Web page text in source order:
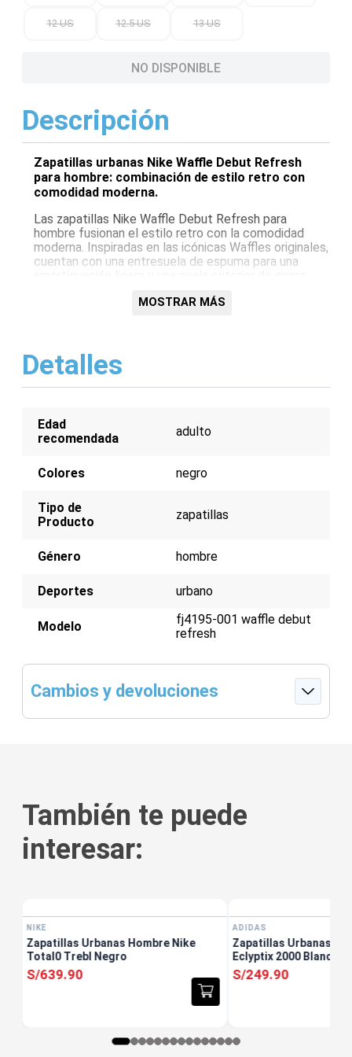
12 US 12.5 US 13 US
NO DISPONIBLE
Descripción
Zapatillas urbanas Nike Waffle Debut Refresh
para hombre: combinación de estilo retro con
comodidad moderna.
Las zapatillas Nike Waffle Debut Refresh para
hombre fusionan el estilo retro con la comodidad
moderna. Inspiradas en las icónicas Waffles originales,
cuentan con una entresuela de espuma para una
combinación de colores neutros las convierten en una
Entresuela de espuma para amortiguación ligera
Suela exterior de goma para tracción duradera
MOSTRAR MÁS
Detalles
Edad
recomendada
adulto
Colores negro
Tipo de
Producto
zapatillas
Género hombre
Deportes urbano
Modelo
fj4195-001 waffle debut
refresh
Cambios y devoluciones
También te puede
interesar:
ADIDAS
Zapatillas Urbanas
Eclyptix 2000 Blanco
S/249.90